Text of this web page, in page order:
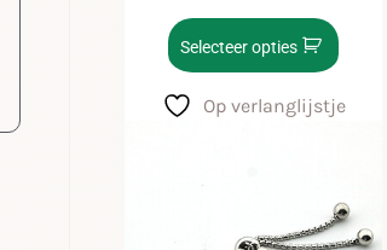
Selecteer opties
Op verlanglijstje